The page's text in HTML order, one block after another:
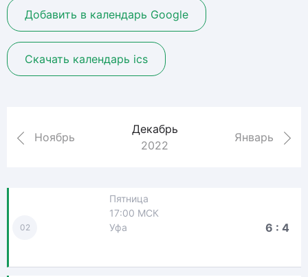
Добавить в календарь Google
Скачать календарь ics
Ноябрь
Декабрь
2022
Январь
02
Пятница
17:00 МСК
Уфа
6 : 4